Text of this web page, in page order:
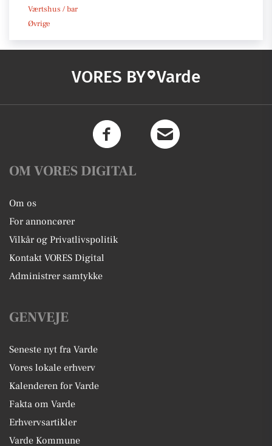
Værtshus / bar
Øvrige
VORES BY Varde
OM VORES DIGITAL
Om os
For annoncører
Vilkår og Privatlivspolitik
Kontakt VORES Digital
Administrer samtykke
GENVEJE
Seneste nyt fra Varde
Vores lokale erhverv
Kalenderen for Varde
Fakta om Varde
Erhvervsartikler
Varde Kommune